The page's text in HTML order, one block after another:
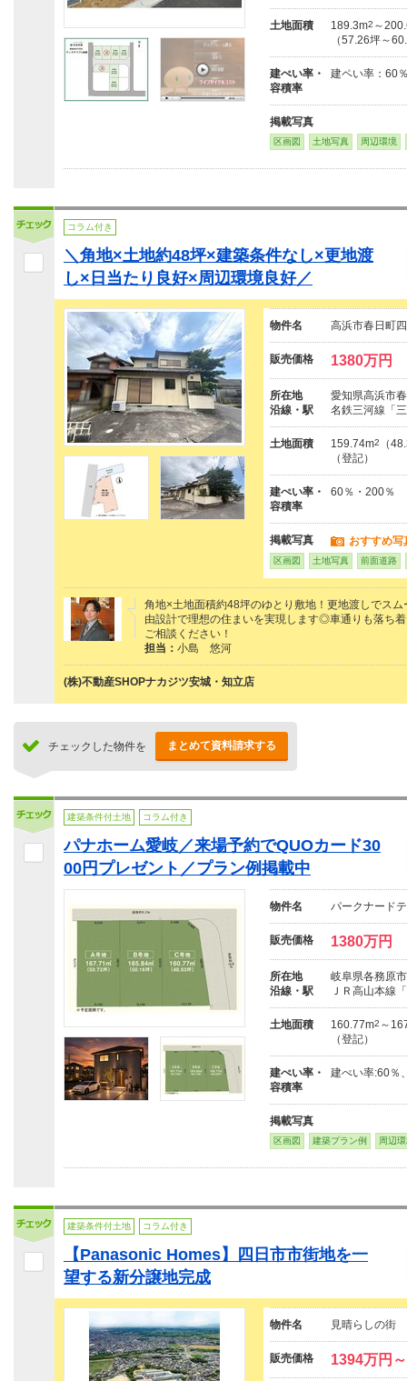
土地面積 189.3m2 ～
（57.26坪～
建ぺい率・
容積率
建ペい率：60
掲載写真
区画図 土地写真 周辺環境
コラム付き
＼角地×土地約48坪×建築条件なし×更地渡
し×日当たり良好×周辺環境良好／
物件名 高浜市春日町
販売価格 1380万円
所在地
愛知県高浜市
沿線・駅
名鉄三河線「
土地面積 159.74m2
（
（登記）
建ぺい率・
容積率
60％・200％
掲載写真 おすすめ写
区画図 土地写真 前面道路
角地×土地面積約48坪のゆとり敷地！更地渡しでス
由設計で理想の住まいを実現します◎車通りも落ち
ご相談ください！
担当： 小島 悠河
(株)不動産SHOPナカジツ安城・知立店
チェックした物件を まとめて資料請求する
建築条件付土地 コラム付き
パナホーム愛岐／来場予約でQUOカード30
00円プレゼント／プラン例掲載中
物件名 パークナード
販売価格 1380万円
所在地
岐阜県各務原
沿線・駅
ＪＲ高山本線
土地面積 160.77m2 ～
（登記）
建ぺい率・
容積率
建ぺい率:60％
掲載写真
区画図 建築プラン例 周辺
建築条件付土地 コラム付き
【Panasonic Homes】四日市市街地を一
望する新分譲地完成
物件名 見晴らしの街
販売価格 1394万円